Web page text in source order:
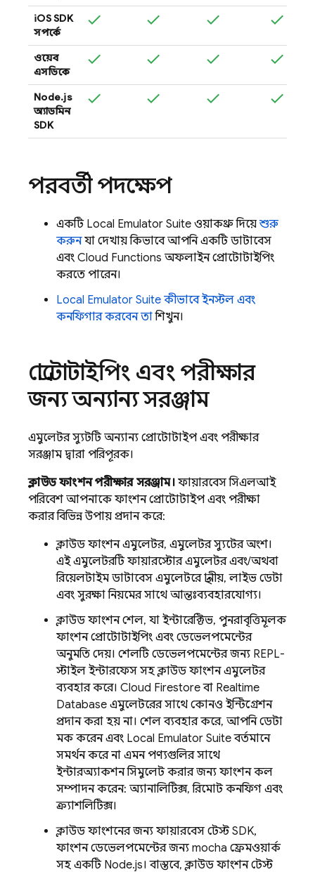
iOS SDK
সম্পর্কে
ওয়েব
এসডিকে
Node.js
অ্যাডমিন
SDK
পরবর্তী পদক্ষেপ
একটি Local Emulator Suite ওয়াকথ্রু দিয়ে শুরু
করুনযা দেখায় কিভাবে আপনি একটি ডাটাবেস
এবং Cloud Functions অফলাইন প্রোটোটাইপিং
করতে পারেন।
Local Emulator Suite কীভাবে ইনস্টল এবং
কনফিগার করবেন তাশিখুন।
প্রোটোটাইপিং এবং পরীক্ষার
জন্য অন্যান্য সরঞ্জাম
এমুলেটর স্যুটটি অন্যান্য প্রোটোটাইপ এবং পরীক্ষার
সরঞ্জাম দ্বারা পরিপূরক।
ক্লাউড ফাংশন পরীক্ষার সরঞ্জাম।ফায়ারবেস সিএলআই
পরিবেশ আপনাকে ফাংশন প্রোটোটাইপ এবং পরীক্ষা
করার বিভিন্ন উপায় প্রদান করে:
ক্লাউড ফাংশন এমুলেটর, এমুলেটর স্যুটের অংশ।
এই এমুলেটরটি ফায়ারস্টোর এমুলেটর এবং/অথবা
রিয়েলটাইম ডাটাবেস এমুলেটরে স্থানীয়, লাইভ ডেটা
এবং সুরক্ষা নিয়মের সাথে আন্তঃব্যবহারযোগ্য।
ক্লাউড ফাংশন শেল, যা ইন্টারেক্টিভ, পুনরাবৃত্তিমূলক
ফাংশন প্রোটোটাইপিং এবং ডেভেলপমেন্টের
অনুমতি দেয়। শেলটি ডেভেলপমেন্টের জন্য REPL-
স্টাইল ইন্টারফেস সহ ক্লাউড ফাংশন এমুলেটর
ব্যবহার করে। Cloud Firestoreবা Realtime
Database এমুলেটরের সাথে কোনও ইন্টিগ্রেশন
প্রদান করা হয় না। শেল ব্যবহার করে, আপনি ডেটা
মক করেন এবং Local Emulator Suiteবর্তমানে
সমর্থন করে না এমন পণ্যগুলির সাথে
ইন্টারঅ্যাকশন সিমুলেট করার জন্য ফাংশন কল
সম্পাদন করেন: অ্যানালিটিক্স, রিমোট কনফিগ এবং
ক্র্যাশলিটিক্স।
ক্লাউড ফাংশনের জন্য ফায়ারবেস টেস্ট SDK,
ফাংশন ডেভেলপমেন্টের জন্য mocha ফ্রেমওয়ার্ক
সহ একটি Node.js। বাস্তবে, ক্লাউড ফাংশন টেস্ট